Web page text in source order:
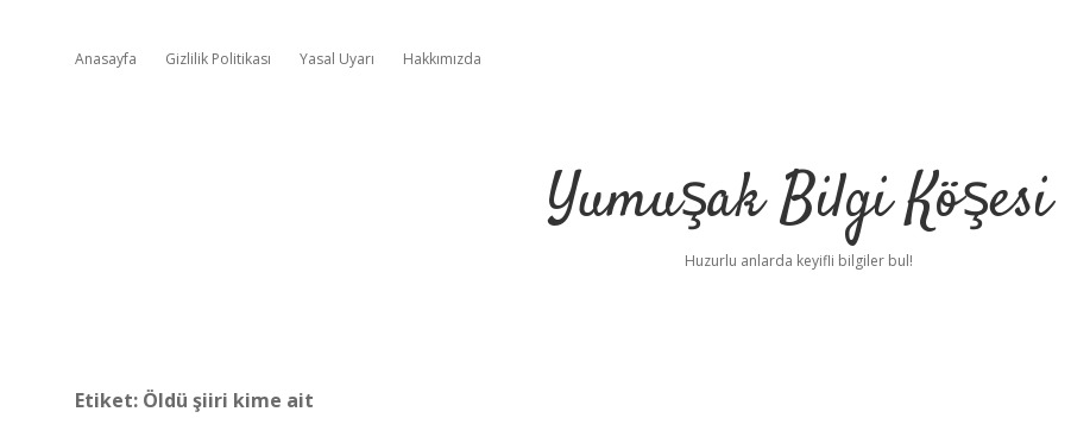
Anasayfa Gizlilik Politikası Yasal Uyarı Hakkımızda
Yumuşak Bilgi Köşesi
Huzurlu anlarda keyifli bilgiler bul!
Etiket: Öldü şiiri kime ait